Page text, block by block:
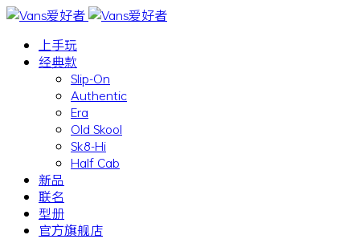
上手玩
经典款
Slip-On
Authentic
Era
Old Skool
Sk8-Hi
Half Cab
新品
联名
型册
官方旗舰店